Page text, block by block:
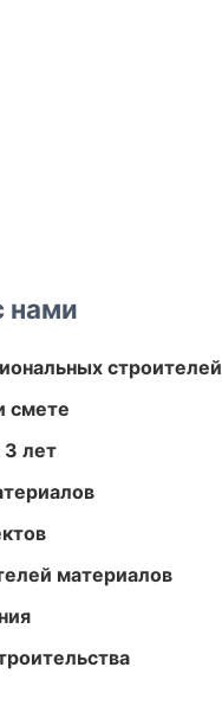
нами
строителей
смете
3 лет
материалов